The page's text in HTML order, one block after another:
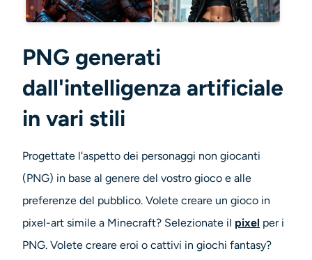
PNG generati
dall'intelligenza artificiale
in vari stili
Progettate l'aspetto dei personaggi non giocanti
(PNG) in base al genere del vostro gioco e alle
preferenze del pubblico. Volete creare un gioco in
pixel-art simile a Minecraft? Selezionate il pixel per i
PNG. Volete creare eroi o cattivi in giochi fantasy?